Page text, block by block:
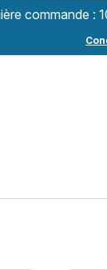
commande